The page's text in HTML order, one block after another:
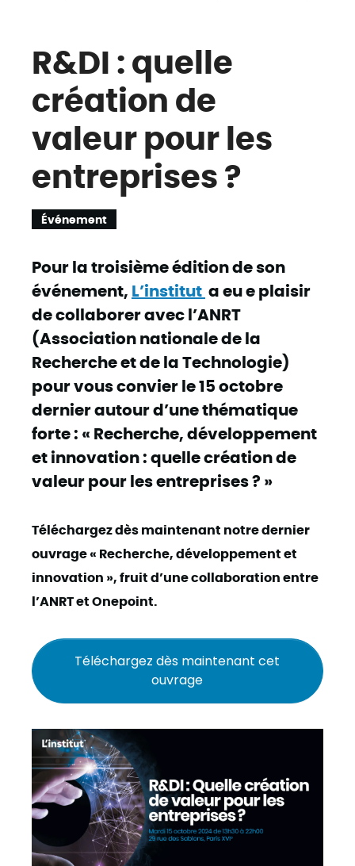
R&DI : quelle
création de
valeur pour les
entreprises ?
Événement
Pour la troisième édition de son
événement, L’institut a eu e plaisir
de collaborer avec l’ANRT
(Association nationale de la
Recherche et de la Technologie)
pour vous convier le 15 octobre
dernier autour d’une thématique
forte : « Recherche, développement
et innovation: quelle création de
valeur pour les entreprises ? »
Téléchargez dès maintenant notre dernier
ouvrage « Recherche, développement et
innovation », fruit d’une collaboration entre
l’ANRT et Onepoint.
Téléchargez dès maintenant cet
ouvrage